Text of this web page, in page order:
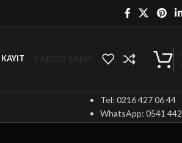
KARGO TAKİP
Tel: 0216 427 06 44
WhatsApp: 0541